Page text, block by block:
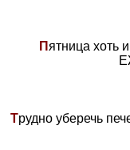
П ятница хоть
Трудно уберечь